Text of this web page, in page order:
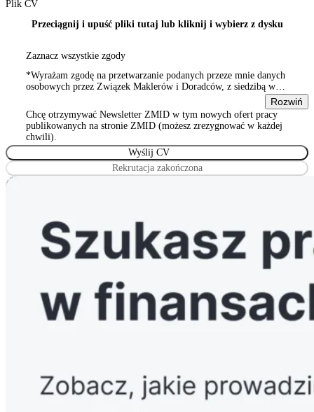
Plik CV
Przeciągnij i upuść pliki tutaj lub kliknij i wybierz z dysku
Zaznacz wszystkie zgody
*Wyrażam zgodę na przetwarzanie podanych przeze mnie danych
osobowych przez Związek Maklerów i Doradców, z siedzibą w
stowarzyszeń, innych organizacji społecznych i zawodowych,
Wyrażam zgodę na przetwarzanie podanych przeze mnie danych
osobowych przez Związek Maklerów i Doradców, z siedzibą w
Warszawie 00-815, ul. Sienna 93/2, wpisanym do rejestru
stowarzyszeń, innych organizacji społecznych i zawodowych
Rozwiń
Chcę otrzymywać Newsletter ZMID w tym nowych ofert pracy
publikowanych na stronie ZMID (możesz zrezygnować w każdej
chwili).
Rekrutacja zakończona